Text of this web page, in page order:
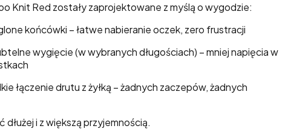
Knit Red zostały zaprojektowane z myślą o wygodzie:
końcówki – łatwe nabieranie oczek, zero frustracji
wygięcie (w wybranych długościach) – mniej napięcia w
łączenie drutu z żyłką – żadnych zaczepów, żadnych
i z większą przyjemnością.